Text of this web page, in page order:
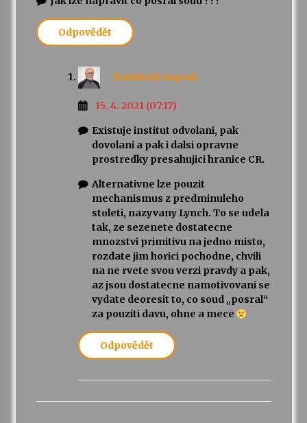
Odpovědět
frantisek napsal:
15. 4. 2021 (07:17)
Existuje institut odvolani, pak
dovolani a pak i dalsi opravne
prostredky presahujici hranice CR.
Alternativne lze pouzit
mechanismus z predminuleho
stoleti, nazyvany Lynch. To se udela
tak, ze sezenete dostatecne
mnozstvi primitivu na jedno misto,
rozdate jim horici pochodne, chvili
na ne rvete svou verzi pravdy a pak,
az jsou dostatecne namotivovani se
vydate deoresit to, co soud „posral“
za pouziti davu, ohne a mece
Odpovědět